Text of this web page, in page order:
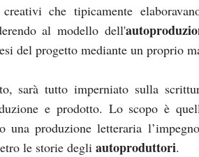
che tipicamente
al modello dell'
del progetto mediante un proprio
sarà tutto imperniato sulla
e prodotto. Lo scopo è
una produzione letteraria
le storie degliautoproduttori.